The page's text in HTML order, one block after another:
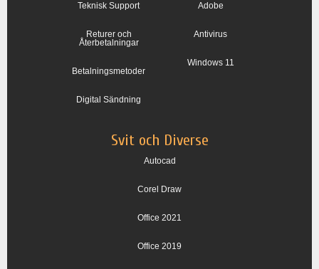
Teknisk Support
Returer och
Återbetalningar
Betalningsmetoder
Digital Sändning
Adobe
Antivirus
Windows 11
Svit och Diverse
Autocad
Corel Draw
Office 2021
Office 2019